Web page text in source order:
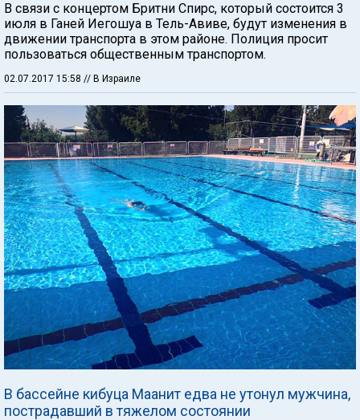
В связи с концертом Бритни Спирс, который состоится 3
июля в Ганей Иегошуа в Тель-Авиве, будут изменения в
движении транспорта в этом районе. Полиция просит
пользоваться общественным транспортом.
02.07.2017 15:58 // В Израиле
В бассейне кибуца Маанит едва не утонул мужчина,
пострадавший в тяжелом состоянии